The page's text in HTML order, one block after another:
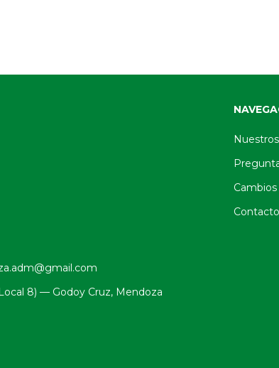
8) — Godoy Cruz, Mendoza
Contacto